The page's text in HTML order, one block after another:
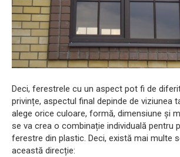
Deci, ferestrele cu un aspect pot fi de
privințe, aspectul final depinde de viziunea
alege orice culoare, formă, dimensiune și
se va crea o combinație individuală pentru
ferestre din plastic. Deci, există mai multe
această direcție: